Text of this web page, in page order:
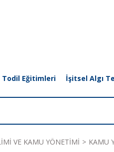
Todil Eğitimleri İşitsel Algı
VE KAMU YÖNETİMİ KAMU